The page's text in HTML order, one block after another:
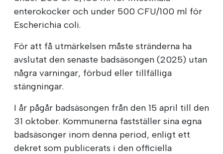
enterokocker och under 500 CFU/100 ml för
Escherichia coli.
För att få utmärkelsen måste stränderna ha
avslutat den senaste badsäsongen (2025) utan
några varningar, förbud eller tillfälliga
stängningar.
I år pågår badsäsongen från den 15 april till den
31 oktober. Kommunerna fastställer sina egna
badsäsonger inom denna period, enligt ett
dekret som publicerats i den officiella